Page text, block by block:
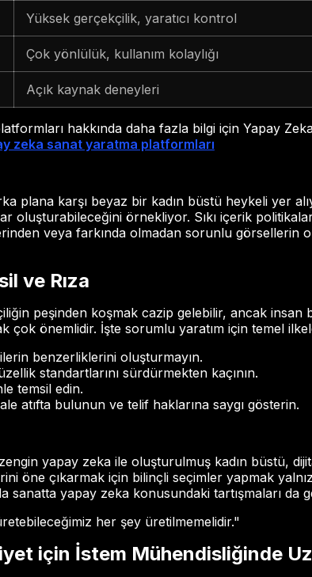
Yüksek gerçekçilik, yaratıcı kontrol
Çok yönlülük, kullanım kolaylığı
Açık kaynak deneyleri
hakkında daha fazla bilgi için Yapay
zeka sanat yaratma platformları
plana karşı beyaz bir kadın büstü heykeli yer
oluşturabileceğini örnekliyor. Sıkı içerik
veya farkında olmadan sorunlu görsellerin
ve Rıza
peşinden koşmak cazip gelebilir, ancak insan
çok önemlidir. İşte sorumlu yaratım için temel
benzerliklerini oluşturmayın.
standartlarını sürdürmekten kaçının.
temsil edin.
atıfta bulunun ve telif haklarına saygı gösterin.
yapay zeka ile oluşturulmuş kadın büstü,
öne çıkarmak için bilinçli seçimler yapmak
sanatta yapay zeka konusundaki tartışmaları da
her şey üretilmemelidir."
için İstem Mühendisliğinde